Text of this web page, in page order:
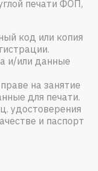
печати ФОП,
код или копия
и/или данные
на занятие
для печати.
удостоверения
и паспорт